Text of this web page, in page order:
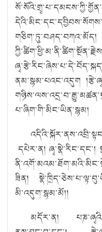
གཅིག་ཏུ་བཤད་བཀའ་མོད།
ནམ་སྙམ་པའང་འདུག
པ་ཞིག་གི་མིང་ཡིན་སྙམ།
དཔེར་ན། ཞྭ་སྣེ་རིང་དང་།
ཟིན།
མི་འདུག་སྙམ་མོ།།
མདོར་ན།